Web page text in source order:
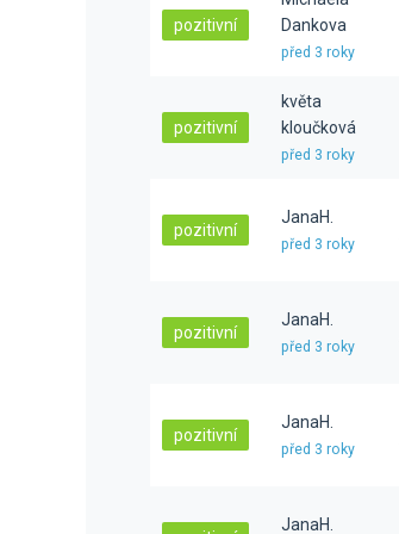
pozitivní
Dankova
před 3 roky
pozitivní
květa
kloučková
před 3 roky
pozitivní
JanaH.
před 3 roky
pozitivní
JanaH.
před 3 roky
pozitivní
JanaH.
před 3 roky
JanaH.